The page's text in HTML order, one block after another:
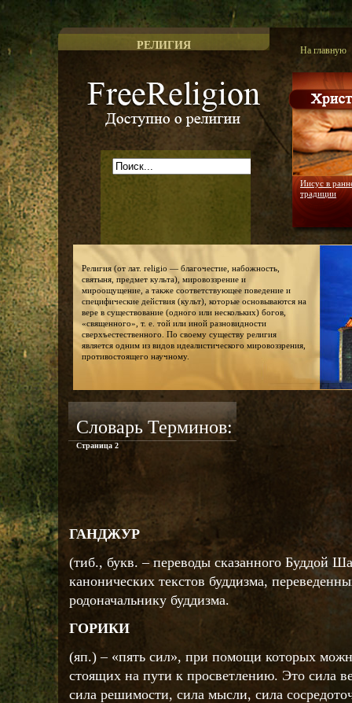
РЕЛИГИЯ На главную
Иисус в
традиции
Религия (от лат. religio — благочестие, набожность,
святыня, предмет культа), мировоззрение и
мироощущение, а также соответствующее поведение и
специфические действия (культ), которые основываются на
вере в существование (одного или нескольких) богов,
«священного», т. е. той или иной разновидности
сверхъестественного. По своему существу религия
является одним из видов идеалистического мировоззрения,
противостоящего научному.
Словарь Терминов:
Страница 2
ГАНДЖУР
(тиб., букв. – переводы сказанного Буддой
канонических текстов буддизма,
родоначальнику буддизма.
ГОРИКИ
(яп.) – «пять сил», при помощи которых
стоящих на пути к просветлению. Это сила
сила решимости, сила мысли, сила